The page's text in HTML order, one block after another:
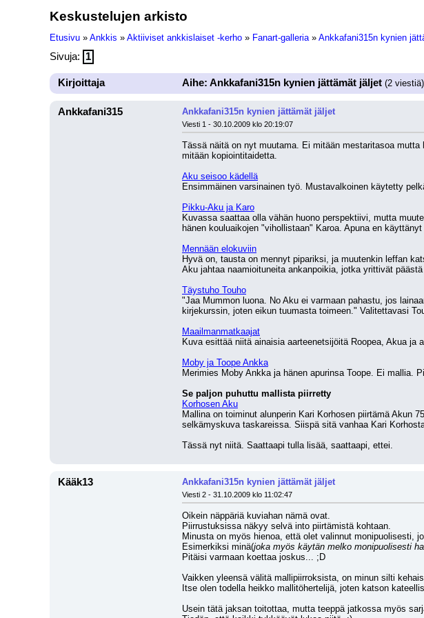
Keskustelujen arkisto
Etusivu » Ankkis » Aktiiviset ankkislaiset -kerho » Fanart-galleria » Ankkafani315n kynien
Sivuja: 1
Kirjoittaja Aihe: Ankkafani315n kynien jättämät jäljet (2 viestiä)
Ankkafani315 Ankkafani315n kynien jättämät jäljet
Viesti 1 - 30.10.2009 klo 20:19:07
Tässä näitä on nyt muutama. Ei mitään mestaritasoa
mitään kopiointitaidetta.
Aku seisoo kädellä
Ensimmäinen varsinainen työ. Mustavalkoinen käytetty
Pikku-Aku ja Karo
Kuvassa saattaa olla vähän huono perspektiivi, mutta
hänen kouluaikojen "vihollistaan" Karoa. Apuna en
Mennään elokuviin
Hyvä on, tausta on mennyt pipariksi, ja muutenkin leffan
Aku jahtaa naamioituneita ankanpoikia, jotka yrittivät
Täystuho Touho
"Jaa Mummon luona. No Aku ei varmaan pahastu, jos
kirjekurssin, joten eikun tuumasta toimeen." Valitettavasi
Maailmanmatkaajat
Kuva esittää niitä ainaisia aarteenetsijöitä Roopea, Akua
Moby ja Toope Ankka
Merimies Moby Ankka ja hänen apurinsa Toope. Ei mallia.
Se paljon puhuttu mallista piirretty
Korhosen Aku
Mallina on toiminut alunperin Kari Korhosen piirtämä Akun
selkämyskuva taskareissa. Siispä sitä vanhaa Kari
Tässä nyt niitä. Saattaapi tulla lisää, saattaapi, ettei.
Kääk13 Ankkafani315n kynien jättämät jäljet
Viesti 2 - 31.10.2009 klo 11:02:47
Oikein näppäriä kuviahan nämä ovat.
Piirrustuksissa näkyy selvä into piirtämistä kohtaan.
Minusta on myös hienoa, että olet valinnut monipuolisesti,
Esimerkiksi minä(joka myös käytän melko monipuolisesti
Pitäisi varmaan koettaa joskus... ;D
Vaikken yleensä välitä mallipiirroksista, on minun silti
Itse olen todella heikko mallitöhertelijä, joten katson
Usein tätä jaksan toitottaa, mutta teeppä jatkossa myös